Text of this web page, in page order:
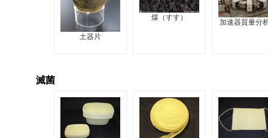
土器片
煤（すす）
加速器質量分
滅菌